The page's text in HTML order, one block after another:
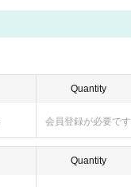
Quantity
会員登録が必要です
Quantity